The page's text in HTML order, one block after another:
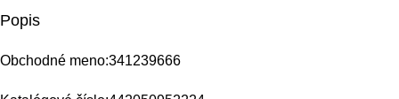
Popis
Obchodné meno:341239666